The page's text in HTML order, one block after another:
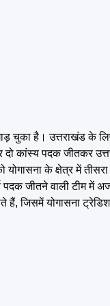
है। उत्तराखंड के लिए
कांस्य पदक जीतकर
के क्षेत्र में
जीतने वाली टीम में
जिसमें योगासना